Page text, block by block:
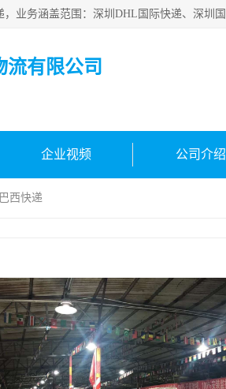
流有限公司
企业视频 公司介绍
西快递